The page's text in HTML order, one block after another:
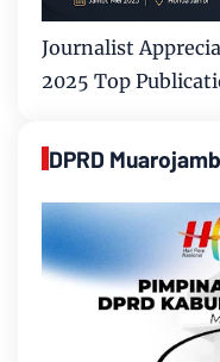
Journalist
2025 Top
DPRD